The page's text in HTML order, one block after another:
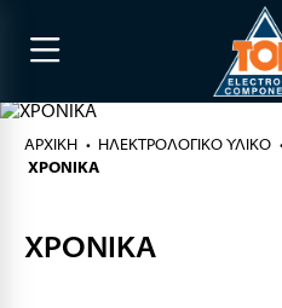
ΑΡΧΙΚΉ ΗΛΕΚΤΡΟΛΟΓΙΚΟ ΥΛΙΚΟ
ΧΡΟΝΙΚΑ
ΧΡΟΝΙΚΑ